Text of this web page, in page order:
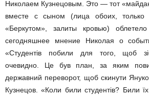
Николаем Кузнецовым. Это — тот
вместе с сыном (лица обоих, только
«Беркутом», залиты кровью)
сегодняшнее мнение Николая о
«Студентів побили для того, щоб
очевидно. Це був план, за яким
державний переворот, щоб скинути
Кузнецов. «Коли били студентів? Били